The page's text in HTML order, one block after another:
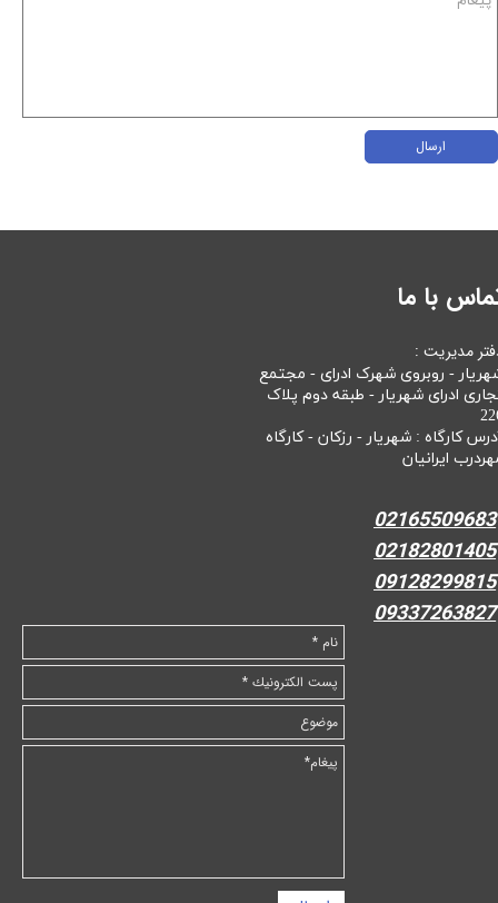
ارسال
با ما
مدیریت :
- روبروی شهرک ادرای - مجتمع
ادرای شهریار - طبقه دوم پلاک
کارگاه : شهریار - رزکان - کارگاه
ایرانیان
02165509683
02182801405
09128299815
09337263827